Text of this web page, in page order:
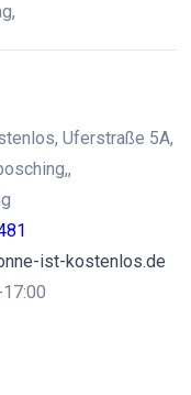
Uferstraße 5A,
ist-kostenlos.de